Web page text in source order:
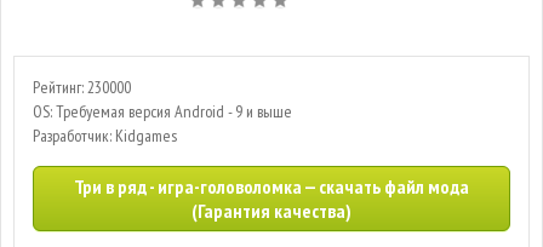
Рейтинг: 230000
OS: Требуемая версия Android - 9 и выше
Разработчик: Kidgames
Три в ряд - игра-головоломка — скачать файл мода
(Гарантия качества)